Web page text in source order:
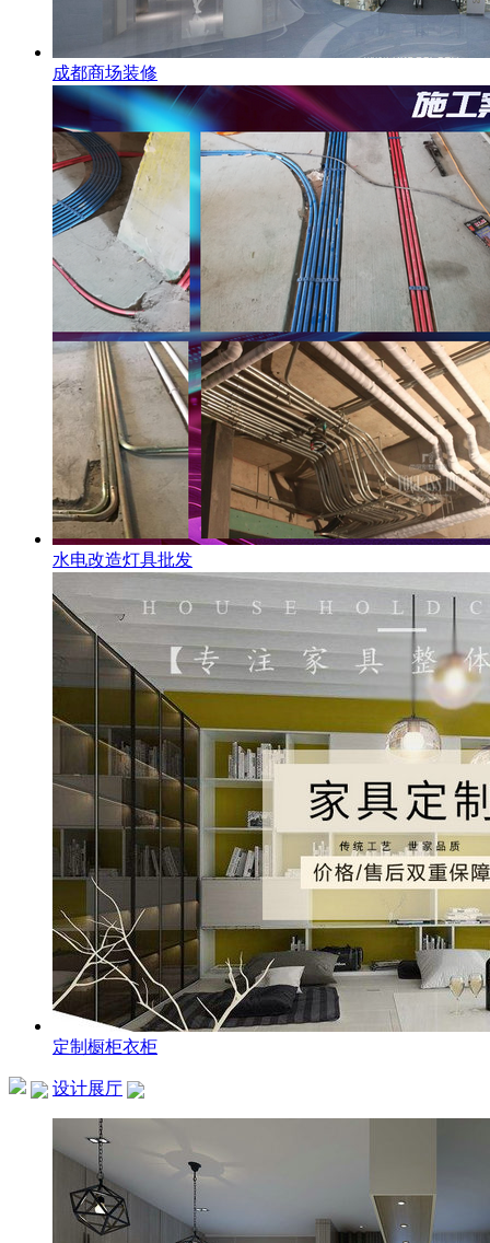
成都商场装修
水电改造灯具批发
定制橱柜衣柜
设计展厅